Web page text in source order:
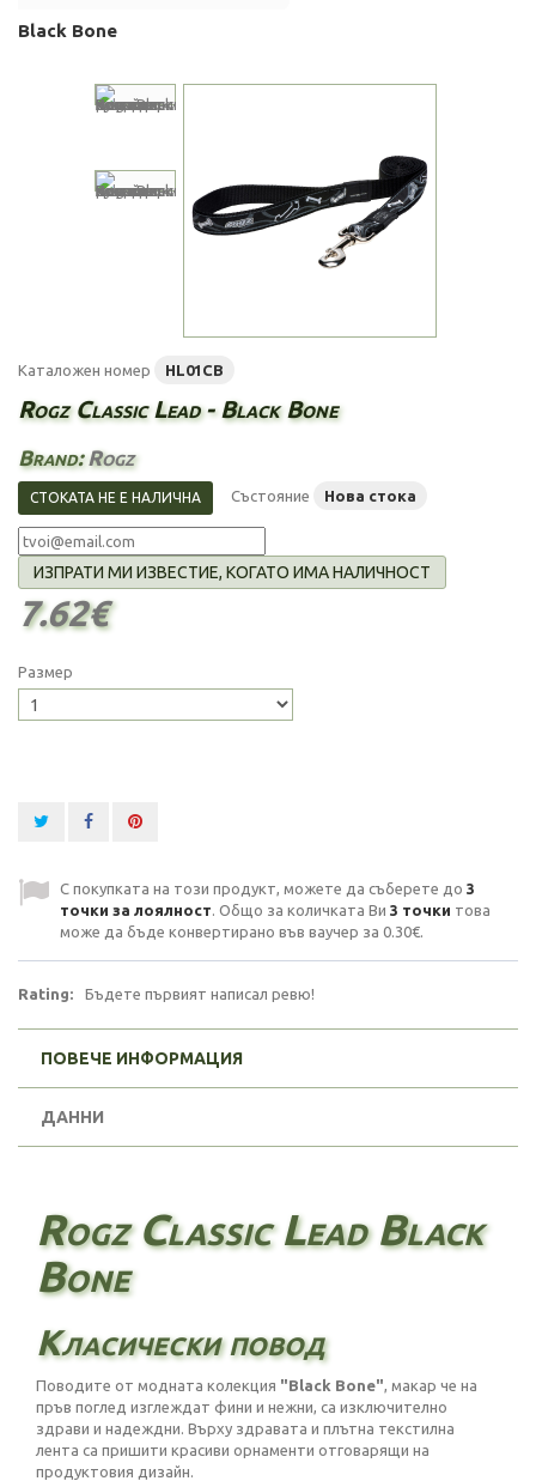
Black Bone
Каталожен номер HL01CB
Rogz Classic Lead - Black Bone
Brand:Rogz
СТОКАТА НЕ Е НАЛИЧНА Състояние Нова стока
ИЗПРАТИ МИ ИЗВЕСТИЕ, КОГАТО ИМА НАЛИЧНОСТ
7.62€
Размер
С покупката на този продукт, можете да съберете до 3
точки за лоялност. Общо за количката Ви 3 точки това
може да бъде конвертирано във ваучер за 0.30€.
Rating: Бъдете първият написал ревю!
ПОВЕЧЕ ИНФОРМАЦИЯ
ДАННИ
Rogz Classic Lead Black
Bone
Класически повод
Поводите от модната колекция "Black Bone", макар че на
пръв поглед изглеждат фини и нежни, са изключително
здрави и надеждни. Върху здравата и плътна текстилна
лента са пришити красиви орнаменти отговарящи на
продуктовия дизайн.